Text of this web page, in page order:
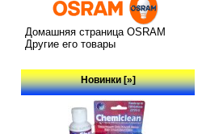
Домашняя страница OSRAM
Другие его товары
Новинки [»]